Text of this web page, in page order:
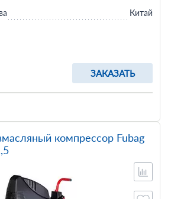
ЗАКАЗАТЬ
Китай
компрессор Fubag